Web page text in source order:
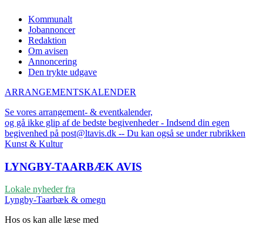
Kommunalt
Jobannoncer
Redaktion
Om avisen
Annoncering
Den trykte udgave
ARRANGEMENTSKALENDER
Se vores arrangement- & eventkalender,
og gå ikke glip af de bedste begivenheder - Indsend din egen
begivenhed på post@ltavis.dk -- Du kan også se under rubrikken
Kunst & Kultur
LYNGBY-TAARBÆK AVIS
Lokale nyheder fra
Lyngby-Taarbæk & omegn
Hos os kan alle læse med